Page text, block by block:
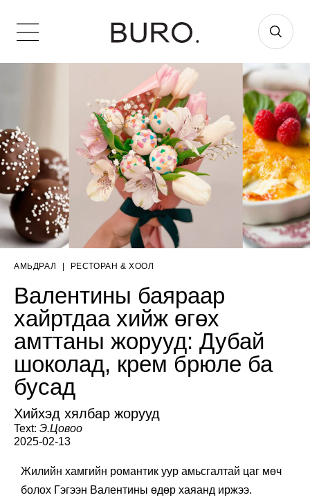
АМЬДРАЛ РЕСТОРАН & ХООЛ
Валентины баяраар
хайртдаа хийж өгөх
амттаны жорууд: Дубай
шоколад, крем брюле ба
бусад
Хийхэд хялбар жорууд
Text: Э.Цовоо
2025-02-13
Жилийн хамгийн романтик уур амьсгалтай цаг мөч
болох Гэгээн Валентины өдөр хаяанд иржээ.